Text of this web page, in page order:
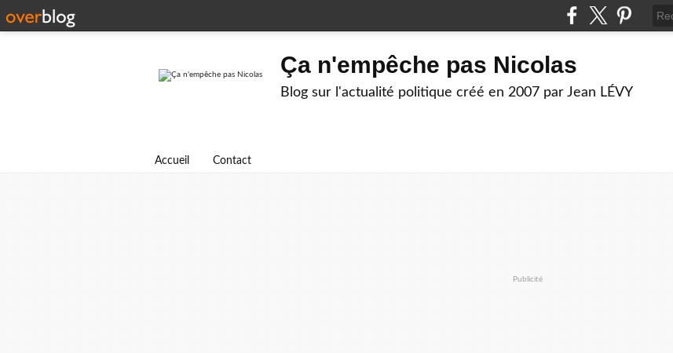
Ça n'empêche pas Nicolas
Blog sur l'actualité politique créé en 2007 par Jean LÉVY
Accueil Contact
Publicité